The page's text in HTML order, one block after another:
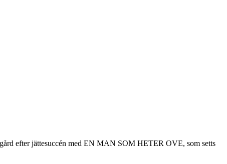
efter jättesuccén med EN MAN SOM HETER OVE, som setts